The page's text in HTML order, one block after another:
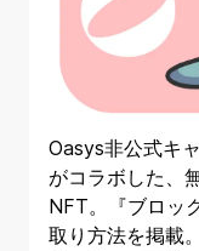
Oasys非公式キ
がコラボした、
NFT。『ブロッ
取り方法を掲載